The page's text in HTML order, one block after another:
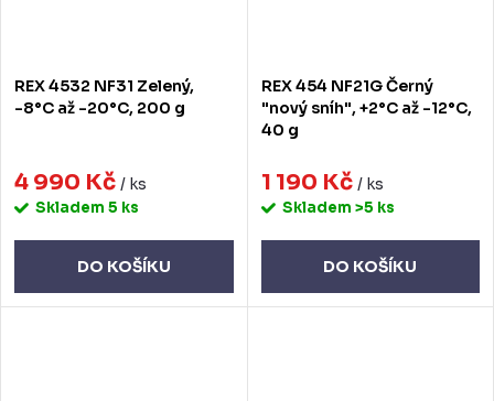
REX 4532 NF31 Zelený,
-8°C až -20°C, 200 g
4 990 Kč / ks
Skladem 5 ks
DO KOŠÍKU
REX 454 NF21G Černý
"nový sníh", +2°C až -12°C,
40 g
1 190 Kč / ks
Skladem >5 ks
DO KOŠÍKU